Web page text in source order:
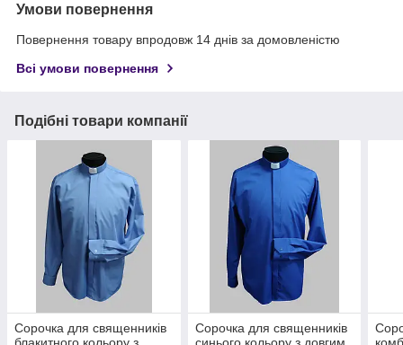
Умови повернення
Повернення товару впродовж 14 днів за домовленістю
Всі умови повернення
Подібні товари компанії
Сорочка для священників
Сорочка для священників